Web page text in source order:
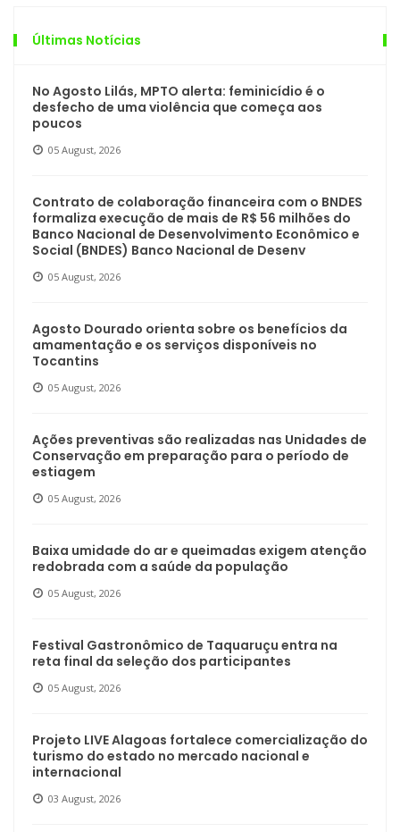
Últimas Notícias
No Agosto Lilás, MPTO alerta: feminicídio é o
desfecho de uma violência que começa aos
poucos
05 August, 2026
Contrato de colaboração financeira com o BNDES
formaliza execução de mais de R$ 56 milhões do
Banco Nacional de Desenvolvimento Econômico e
Social (BNDES) Banco Nacional de Desenv
05 August, 2026
Agosto Dourado orienta sobre os benefícios da
amamentação e os serviços disponíveis no
Tocantins
05 August, 2026
Ações preventivas são realizadas nas Unidades de
Conservação em preparação para o período de
estiagem
05 August, 2026
Baixa umidade do ar e queimadas exigem atenção
redobrada com a saúde da população
05 August, 2026
Festival Gastronômico de Taquaruçu entra na
reta final da seleção dos participantes
05 August, 2026
Projeto LIVE Alagoas fortalece comercialização do
turismo do estado no mercado nacional e
internacional
03 August, 2026